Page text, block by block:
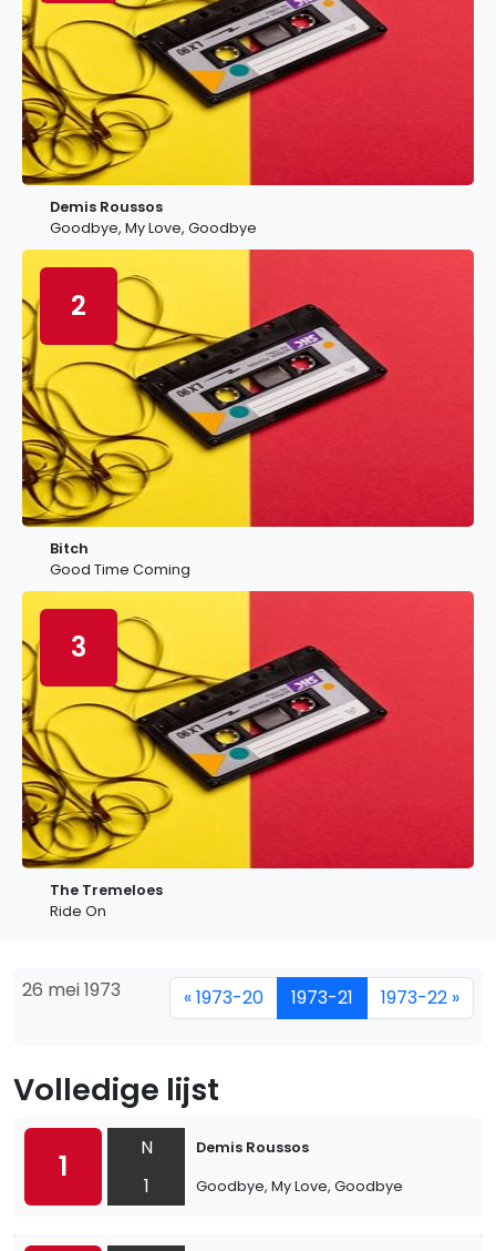
Demis Roussos
Goodbye, My Love, Goodbye
2
Bitch
Good Time Coming
3
The Tremeloes
Ride On
26 mei 1973 « 1973-20 1973-21 1973-22 »
Volledige lijst
1
N
1
Demis Roussos
Goodbye, My Love, Goodbye